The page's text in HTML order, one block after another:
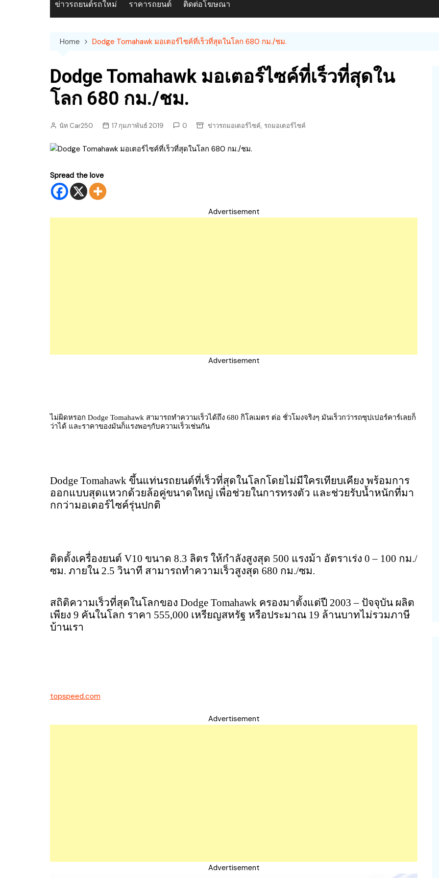
ข่าวรถยนต์รถใหม่ ราคารถยนต์ ติดต่อโฆษณา
Home Dodge Tomahawk มอเตอร์ไซค์ที่เร็วที่สุดในโลก 680 กม./ชม.
Dodge Tomahawk มอเตอร์ไซค์ที่เร็วที่สุดใน
โลก 680 กม./ชม.
นัท Car250 17 กุมภาพันธ์ 2019 0 ข่าวรถมอเตอร์ไซค์, รถมอเตอร์ไซค์
Spread the love
Advertisement
Advertisement
ไม่ผิดหรอก Dodge Tomahawk สามารถทำความเร็วได้ถึง 680 กิโลเมตร ต่อ ชั่วโมงจริงๆ มันเร็วกว่ารถซุปเปอร์คาร์เลยก็
ว่าได้ และราคาของมันก็แรงพอๆกับความเร็วเช่นกัน
Dodge Tomahawk ขึ้นแท่นรถยนต์ที่เร็วที่สุดในโลกโดยไม่มีใครเทียบเคียง พร้อมการ
ออกแบบสุดแหวกด้วยล้อคู่ขนาดใหญ่ เพื่อช่วยในการทรงตัว และช่วยรับน้ำหนักที่มา
กกว่ามอเตอร์ไซค์รุ่นปกติ
ติดตั้งเครื่องยนต์ V10 ขนาด 8.3 ลิตร ให้กำลังสูงสุด 500 แรงม้า อัตราเร่ง 0 – 100 กม./
ซม. ภายใน 2.5 วินาที สามารถทำความเร็วสูงสุด 680 กม./ซม.
สถิติความเร็วที่สุดในโลกของ Dodge Tomahawk ครองมาตั้งแต่ปี 2003 – ปัจจุบัน ผลิต
เพียง 9 คันในโลก ราคา 555,000 เหรียญสหรัฐ หรือประมาณ 19 ล้านบาทไม่รวมภาษี
บ้านเรา
topspeed.com
Advertisement
Advertisement